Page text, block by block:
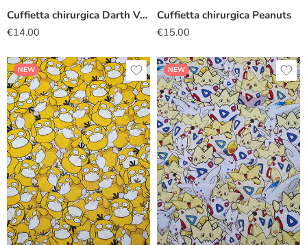
Cuffietta chirurgica Darth Vader nero
€14.00
Cuffietta chirurgica Peanuts
€15.00
NEW NEW